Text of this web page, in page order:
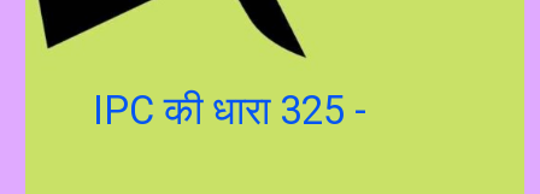
IPC की धारा 325 -